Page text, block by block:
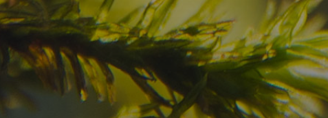
Haben Sie Ihr Traumziel
schon gefunden?